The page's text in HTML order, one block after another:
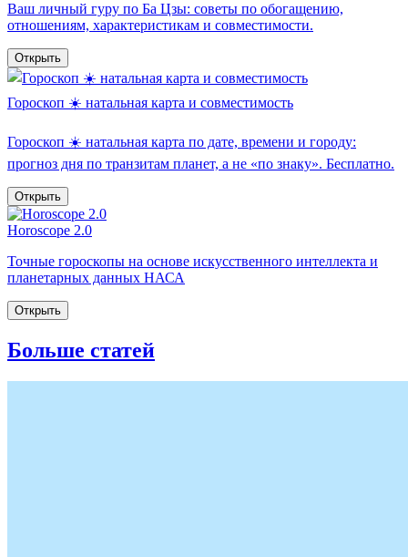
Ваш личный гуру по Ба Цзы: советы по обогащению,
отношениям, характеристикам и совместимости.
Открыть
Гороскоп ☀️ натальная карта и совместимость
Гороскоп ☀️ натальная карта по дате, времени и городу:
прогноз дня по транзитам планет, а не «по знаку». Бесплатно.
Открыть
Horoscope 2.0
Точные гороскопы на основе искусственного интеллекта и
планетарных данных НАСА
Открыть
Больше статей